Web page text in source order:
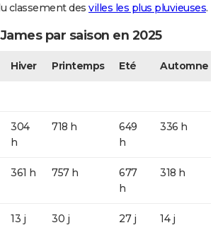
classement des villes les plus pluvieuses.
par saison en 2025
Hiver Printemps Eté Automne
304
h
718 h
649
h
336 h
361 h 757 h
677
h
318 h
13 j 30 j 27 j 14 j